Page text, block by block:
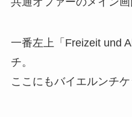
一番左上「Freizeit und
チ。
ここにもバイエルンチ